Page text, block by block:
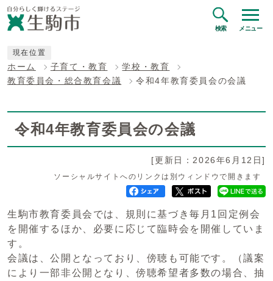
検索 メニュー
現在位置
ホーム 子育て・教育
学校・教育
教育委員会・総合教育会議
令和4年教育委員会の会議
令和4年教育委員会の会議
[更新日：2026年6月12日]
ソーシャルサイトへのリンクは別ウィンドウで開きます
生駒市教育委員会では、規則に基づき毎月1回定例会
を開催するほか、必要に応じて臨時会を開催していま
す。
会議は、公開となっており、傍聴も可能です。（議案
により一部非公開となり、傍聴希望者多数の場合、抽